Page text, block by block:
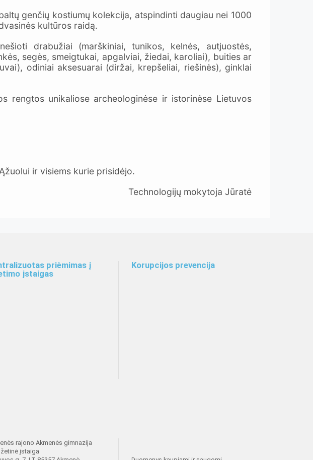
genčių kostiumų kolekcija, atspindinti daugiau nei 1000
kultūros raidą.
drabužiai (marškiniai, tunikos, kelnės, autjuostės,
segės, smeigtukai, apgalviai, žiedai, karoliai), buities ar
odiniai aksesuarai (diržai, krepšeliai, riešinės), ginklai
rengtos unikaliose archeologinėse ir istorinėse Lietuvos
ir visiems kurie prisidėjo.
Technologijų mokytoja Jūratė
priėmimas į
įstaigas
Korupcijos prevencija
rajono Akmenės gimnazija
įstaiga